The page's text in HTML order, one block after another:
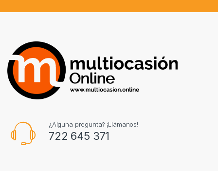
¿Alguna pregunta? ¡Llámanos!
722 645 371